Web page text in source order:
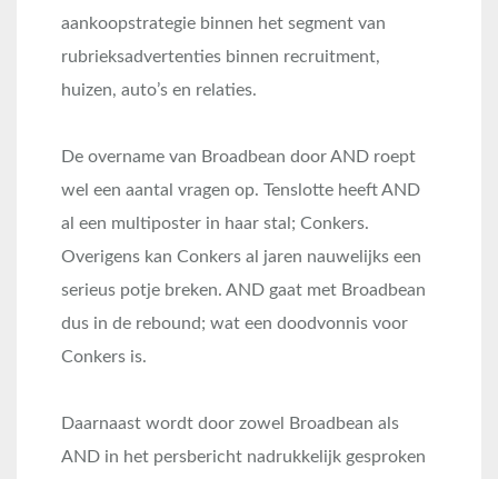
aankoopstrategie binnen het segment van
rubrieksadvertenties binnen recruitment,
huizen, auto’s en relaties.
De overname van Broadbean door AND roept
wel een aantal vragen op. Tenslotte heeft AND
al een multiposter in haar stal; Conkers.
Overigens kan Conkers al jaren nauwelijks een
serieus potje breken. AND gaat met Broadbean
dus in de rebound; wat een doodvonnis voor
Conkers is.
Daarnaast wordt door zowel Broadbean als
AND in het persbericht nadrukkelijk gesproken